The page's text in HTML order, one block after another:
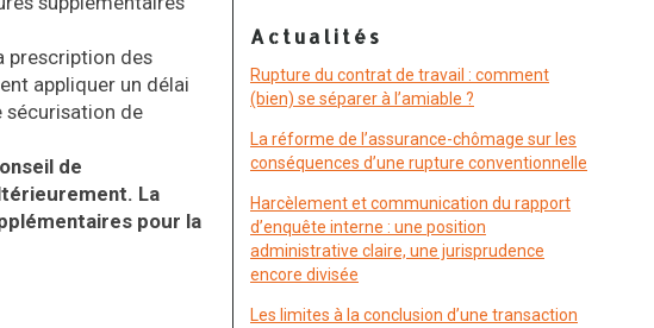
prescription des
appliquer un délai
sécurisation de
de
La
pour la
Actualités
Rupture du contrat de travail : comment
(bien) se séparer à l’amiable ?
La réforme de l’assurance-chômage sur les
conséquences d’une rupture conventionnelle
Harcèlement et communication du rapport
d’enquête interne : une position
administrative claire, une jurisprudence
encore divisée
Les limites à la conclusion d’une transaction